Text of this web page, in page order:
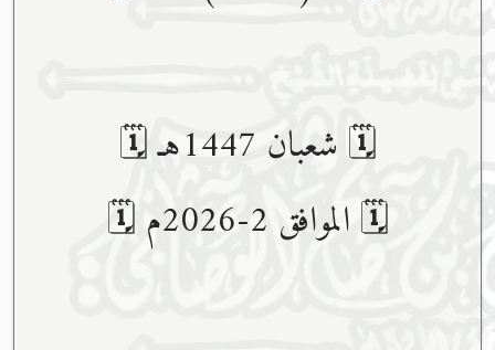
🗓 شعبان 1447هـ 🗓
🗓 الموافق 2-2026م 🗓